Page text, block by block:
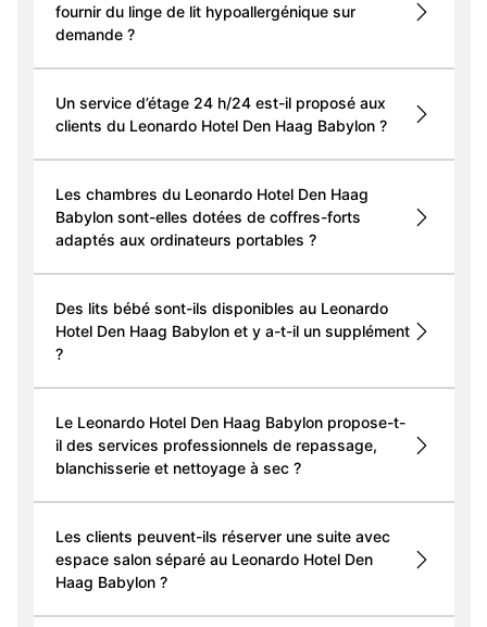
fournir du linge de lit hypoallergénique sur
demande ?
Un service d’étage 24 h/24 est-il proposé aux
clients du Leonardo Hotel Den Haag Babylon ?
Les chambres du Leonardo Hotel Den Haag
Babylon sont-elles dotées de coffres-forts
adaptés aux ordinateurs portables ?
Des lits bébé sont-ils disponibles au Leonardo
Hotel Den Haag Babylon et y a-t-il un supplément
?
Le Leonardo Hotel Den Haag Babylon propose-t-
il des services professionnels de repassage,
blanchisserie et nettoyage à sec ?
Les clients peuvent-ils réserver une suite avec
espace salon séparé au Leonardo Hotel Den
Haag Babylon ?